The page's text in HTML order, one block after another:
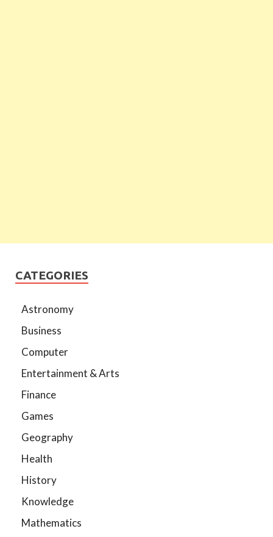
CATEGORIES
Astronomy
Business
Computer
Entertainment & Arts
Finance
Games
Geography
Health
History
Knowledge
Mathematics